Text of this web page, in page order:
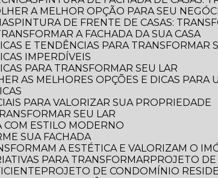
A MELHOR OPÇÃO PARA SEU
PINTURA DE FRENTE DE CASAS:
A FACHADA DA SUA CASA
E TENDÊNCIAS PARA TRANSFORMAR
IMPERDÍVEIS
PARA TRANSFORMAR SEU LAR
AS MELHORES OPÇÕES E DICAS PARA
PARA VALORIZAR SUA PROPRIEDADE
SEU LAR
COM ESTILO MODERNO
SUA FACHADA
A ESTÉTICA E VALORIZAM O
PARA TRANSFORMAR
PROJETO
PROJETO DE CONDOMÍNIO